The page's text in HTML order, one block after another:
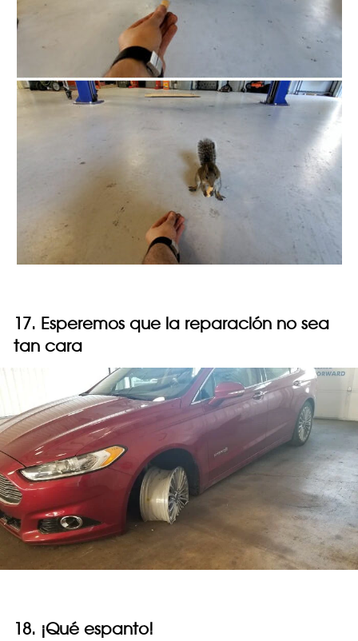
17. Esperemos que la reparación no sea
tan cara
18. ¡Qué espanto!